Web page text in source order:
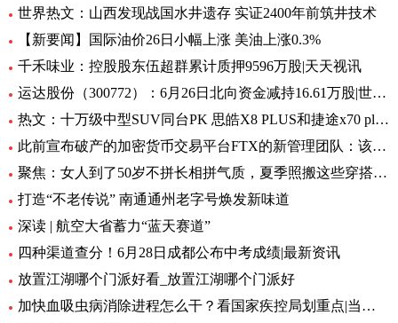
世界热文：山西发现战国水井遗存 实证2400年前筑井技术
【新要闻】国际油价26日小幅上涨 美油上涨0.3%
千禾味业：控股股东伍超群累计质押9596万股|天天视讯
运达股份（300772）：6月26日北向资金减持16.61万股|世界焦点
热文：十万级中型SUV同台PK 思皓X8 PLUS和捷途x70 plus怎么
此前宣布破产的加密货币交易平台FTX的新管理团队：该公司已经恢复了70亿美元的流动性资产 世界报道
聚焦：女人到了50岁不拼长相拼气质，夏季照搬这些穿搭，高级又耐看
打造“不老传说” 南通通州老字号焕发新味道
深读 | 航空大省蓄力“蓝天赛道”
四种渠道查分！6月28日成都公布中考成绩|最新资讯
放置江湖哪个门派好看_放置江湖哪个门派好
加快血吸虫病消除进程怎么干？看国家疾控局划重点|当前视点